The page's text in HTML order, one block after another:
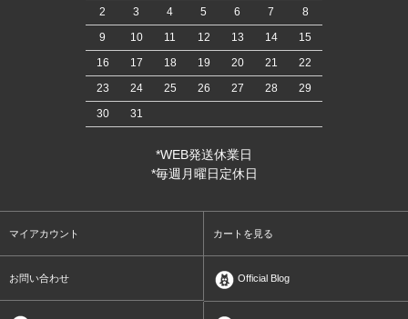
2
3 4 5 6 7
8
9
10 11 12 13 14
15
16
17 18 19 20 21
22
23
24 25 26 27 28
29
30
31
*WEB発送休業日
*毎週月曜日定休日
マイアカウント カートを見る
お問い合わせ Official Blog